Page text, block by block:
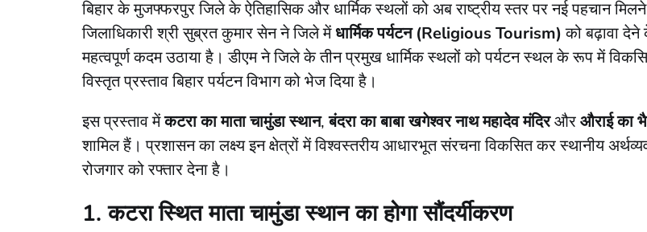
बिहार के मुजफ्फरपुर जिले के ऐतिहासिक और धार्मिक स्थलों को अब राष्ट्रीय स्तर पर नई पहचान मिलने
जिलाधिकारी श्री सुब्रत कुमार सेन ने जिले मेंधार्मिक पर्यटन (Religious Tourism)को बढ़ावा
महत्वपूर्ण कदम उठाया है। डीएम ने जिले के तीन प्रमुख धार्मिक स्थलों को पर्यटन स्थल के रूप में
विस्तृत प्रस्ताव बिहार पर्यटन विभाग को भेज दिया है।
​इस प्रस्ताव मेंकटरा का माता चामुंडा स्थान,बंदरा का बाबा खगेश्वर नाथ महादेव मंदिरऔरऔराई का
शामिल हैं। प्रशासन का लक्ष्य इन क्षेत्रों में विश्वस्तरीय आधारभूत संरचना विकसित कर स्थानीय
रोजगार को रफ्तार देना है।
1. कटरा स्थित माता चामुंडा स्थान का होगा सौंदर्यीकरण